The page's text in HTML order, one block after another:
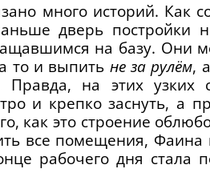
много историй. Как
дверь постройки
на базу. Они
то и выпить не за рулём,
на этих узких
и крепко заснуть, а
как это строение
все помещения,
рабочего дня стала